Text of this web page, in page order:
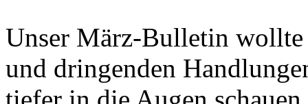
Unser März-Bulletin
und dringenden